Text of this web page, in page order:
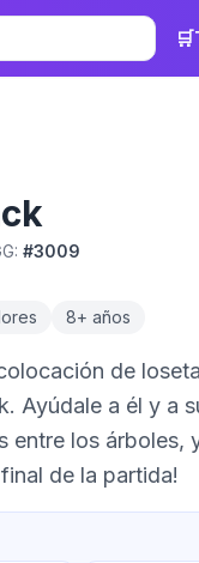
🛒
#3009
8+ años
huerto de árboles frutales se extiende
Ayúdale a él y a
entre los árboles,
de la partida!